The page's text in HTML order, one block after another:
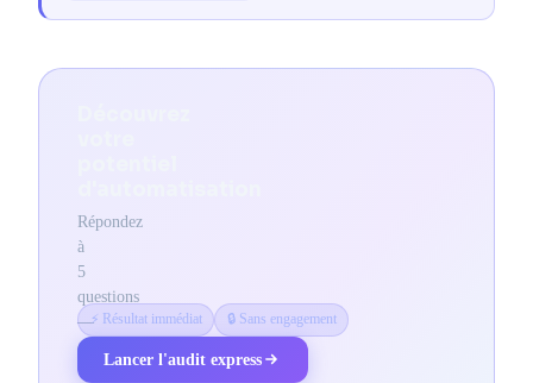
Répondez
à
5
questions
—
obtenez
votre
⚡ Résultat immédiat 🔒 Sans engagement
Lancer l'audit express